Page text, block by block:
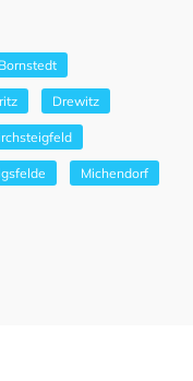
Bornstedt
Drewitz
Michendorf